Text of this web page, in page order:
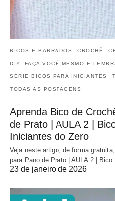
BICOS E BARRADOS CROCHÊ
DIY, FAÇA VOCÊ MESMO E
SÉRIE BICOS PARA INICIANTES
TODAS AS POSTAGENS
Aprenda Bico de
de Prato | AULA 2 |
Iniciantes do Zero
Veja neste artigo, de forma
para Pano de Prato | AULA 2 |
23 de janeiro de 2026